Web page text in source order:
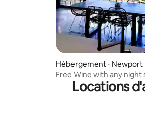
Hébergement ⋅ Newport
Free Wine with any night
July august
Locations